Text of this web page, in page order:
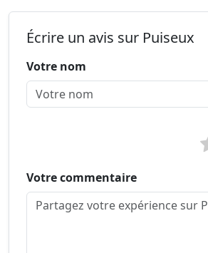
Écrire un avis sur Puiseux
Votre nom
Votre commentaire